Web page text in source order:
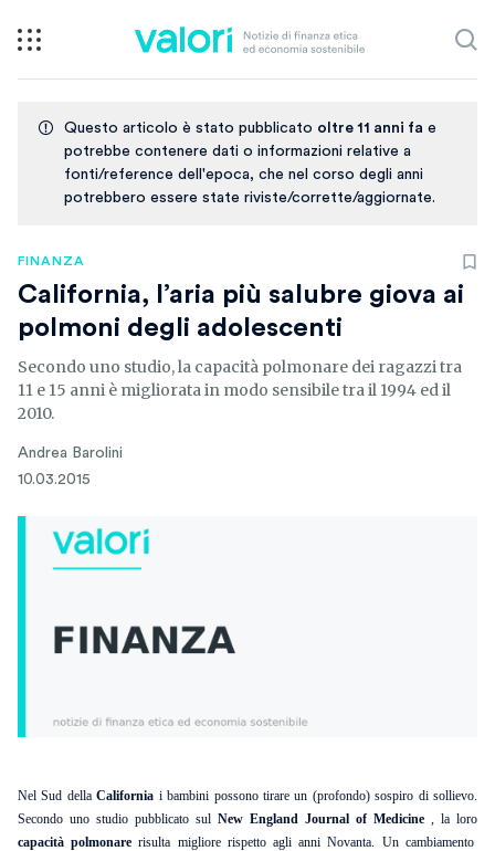
Questo articolo è stato pubblicato oltre 11 anni fa e
potrebbe contenere dati o informazioni relative a
fonti/reference dell'epoca, che nel corso degli anni
potrebbero essere state riviste/corrette/aggiornate.
FINANZA
California, l’aria più salubre giova ai
polmoni degli adolescenti
Secondo uno studio, la capacità polmonare dei ragazzi tra
11 e 15 anni è migliorata in modo sensibile tra il 1994 ed il
2010.
Andrea Barolini
10.03.2015
Nel Sud dellaCalifornia i bambini possono tirare un (profondo) sospiro di sollievo.
Secondo uno studio pubblicato sul New England Journal of Medicine , la loro
capacità polmonarerisulta migliore rispetto agli anni Novanta. Un cambiamento